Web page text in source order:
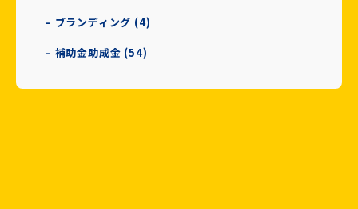
– ブランディング (4)
– 補助金助成金 (54)